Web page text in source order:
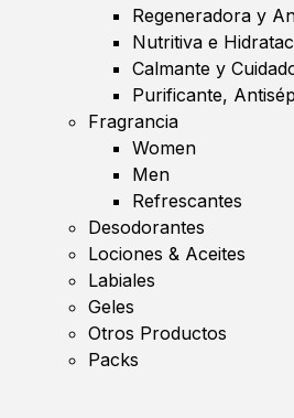
Regeneradora y
Nutritiva e
Calmante y
Purificante,
Fragrancia
Women
Men
Refrescantes
Desodorantes
Lociones & Aceites
Labiales
Geles
Otros Productos
Packs